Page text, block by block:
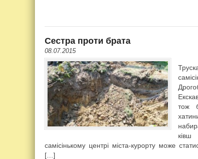
Сестра проти брата
08.07.2015
тож
самісінькому центрі міста-курорту може
[…]